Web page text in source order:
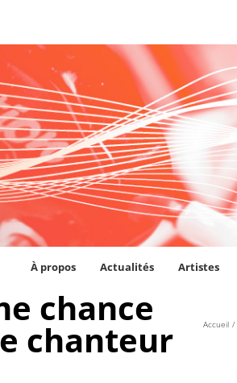
À propos Actualités Artistes
chance
chanteur Accueil